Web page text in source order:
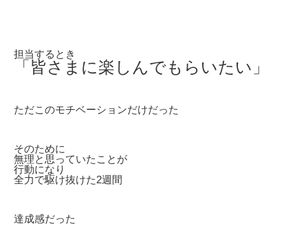
担当するとき
「皆さまに楽しんでもらいたい」
ただこのモチベーションだけだった
そのために
無理と思っていたことが
行動になり
全力で駆け抜けた2週間
達成感だった